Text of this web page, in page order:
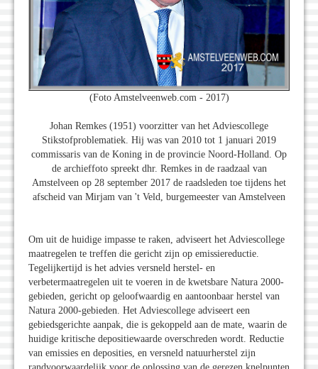
(Foto Amstelveenweb.com - 2017)
Johan Remkes (1951) voorzitter van het Adviescollege
Stikstofproblematiek. Hij was van 2010 tot 1 januari 2019
commissaris van de Koning in de provincie Noord-Holland. Op
de archieffoto spreekt dhr. Remkes in de raadzaal van
Amstelveen op 28 september 2017 de raadsleden toe tijdens het
afscheid van Mirjam van 't Veld, burgemeester van Amstelveen
Om uit de huidige impasse te raken, adviseert het Adviescollege
maatregelen te treffen die gericht zijn op emissiereductie.
Tegelijkertijd is het advies versneld herstel- en
verbetermaatregelen uit te voeren in de kwetsbare Natura 2000-
gebieden, gericht op geloofwaardig en aantoonbaar herstel van
Natura 2000-gebieden. Het Adviescollege adviseert een
gebiedsgerichte aanpak, die is gekoppeld aan de mate, waarin de
huidige kritische depositiewaarde overschreden wordt. Reductie
van emissies en deposities, en versneld natuurherstel zijn